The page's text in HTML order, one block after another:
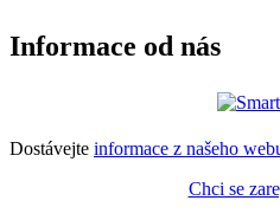
Informace od nás
Dostávejte informace z našeho
Chci se